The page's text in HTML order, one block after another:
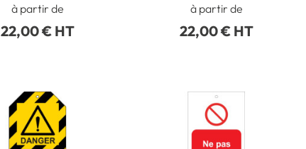
à partir de
22,00 € HT
à partir de
22,00 € HT